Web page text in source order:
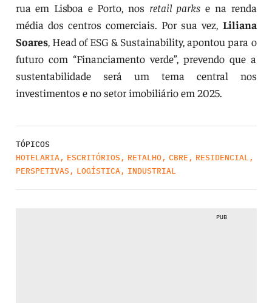
rua em Lisboa e Porto, nos retail parks e na renda
média dos centros comerciais. Por sua vez, Liliana
Soares, Head of ESG & Sustainability, apontou para o
futuro com “Financiamento verde”, prevendo que a
sustentabilidade será um tema central nos
investimentos e no setor imobiliário em 2025.
TÓPICOS
HOTELARIA, ESCRITÓRIOS , RETALHO, CBRE , RESIDENCIAL ,
PERSPETIVAS , LOGÍSTICA, INDUSTRIAL
PUB